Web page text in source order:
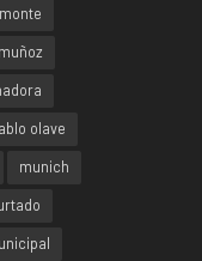
olave
munich